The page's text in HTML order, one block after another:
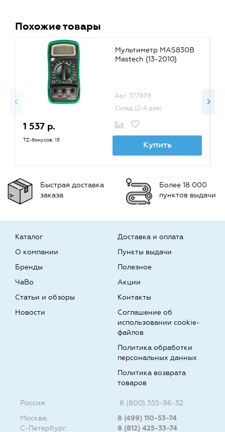
Похожие товары
Мультиметр MAS830B
Mastech {13-2010}
Арт. 377639
Склад (2-4 дня)
1 537 р.
TZ-бонусов: 15 Купить
Быстрая доставка
заказа
Более 18 000
пунктов выдачи
Каталог
О компании
Бренды
Доставка и оплата
Пункты выдачи
Полезное
ЧаВо
Статьи и обзоры
Новости
Акции
Контакты
Соглашение об
использовании cookie-
файлов
Политика обработки
персональных данных
Политика возврата
товаров
Россия:
8 (800) 555-96-52
Москва:
8 (499) 110-53-74
С-Петербург:
8 (812) 425-33-74